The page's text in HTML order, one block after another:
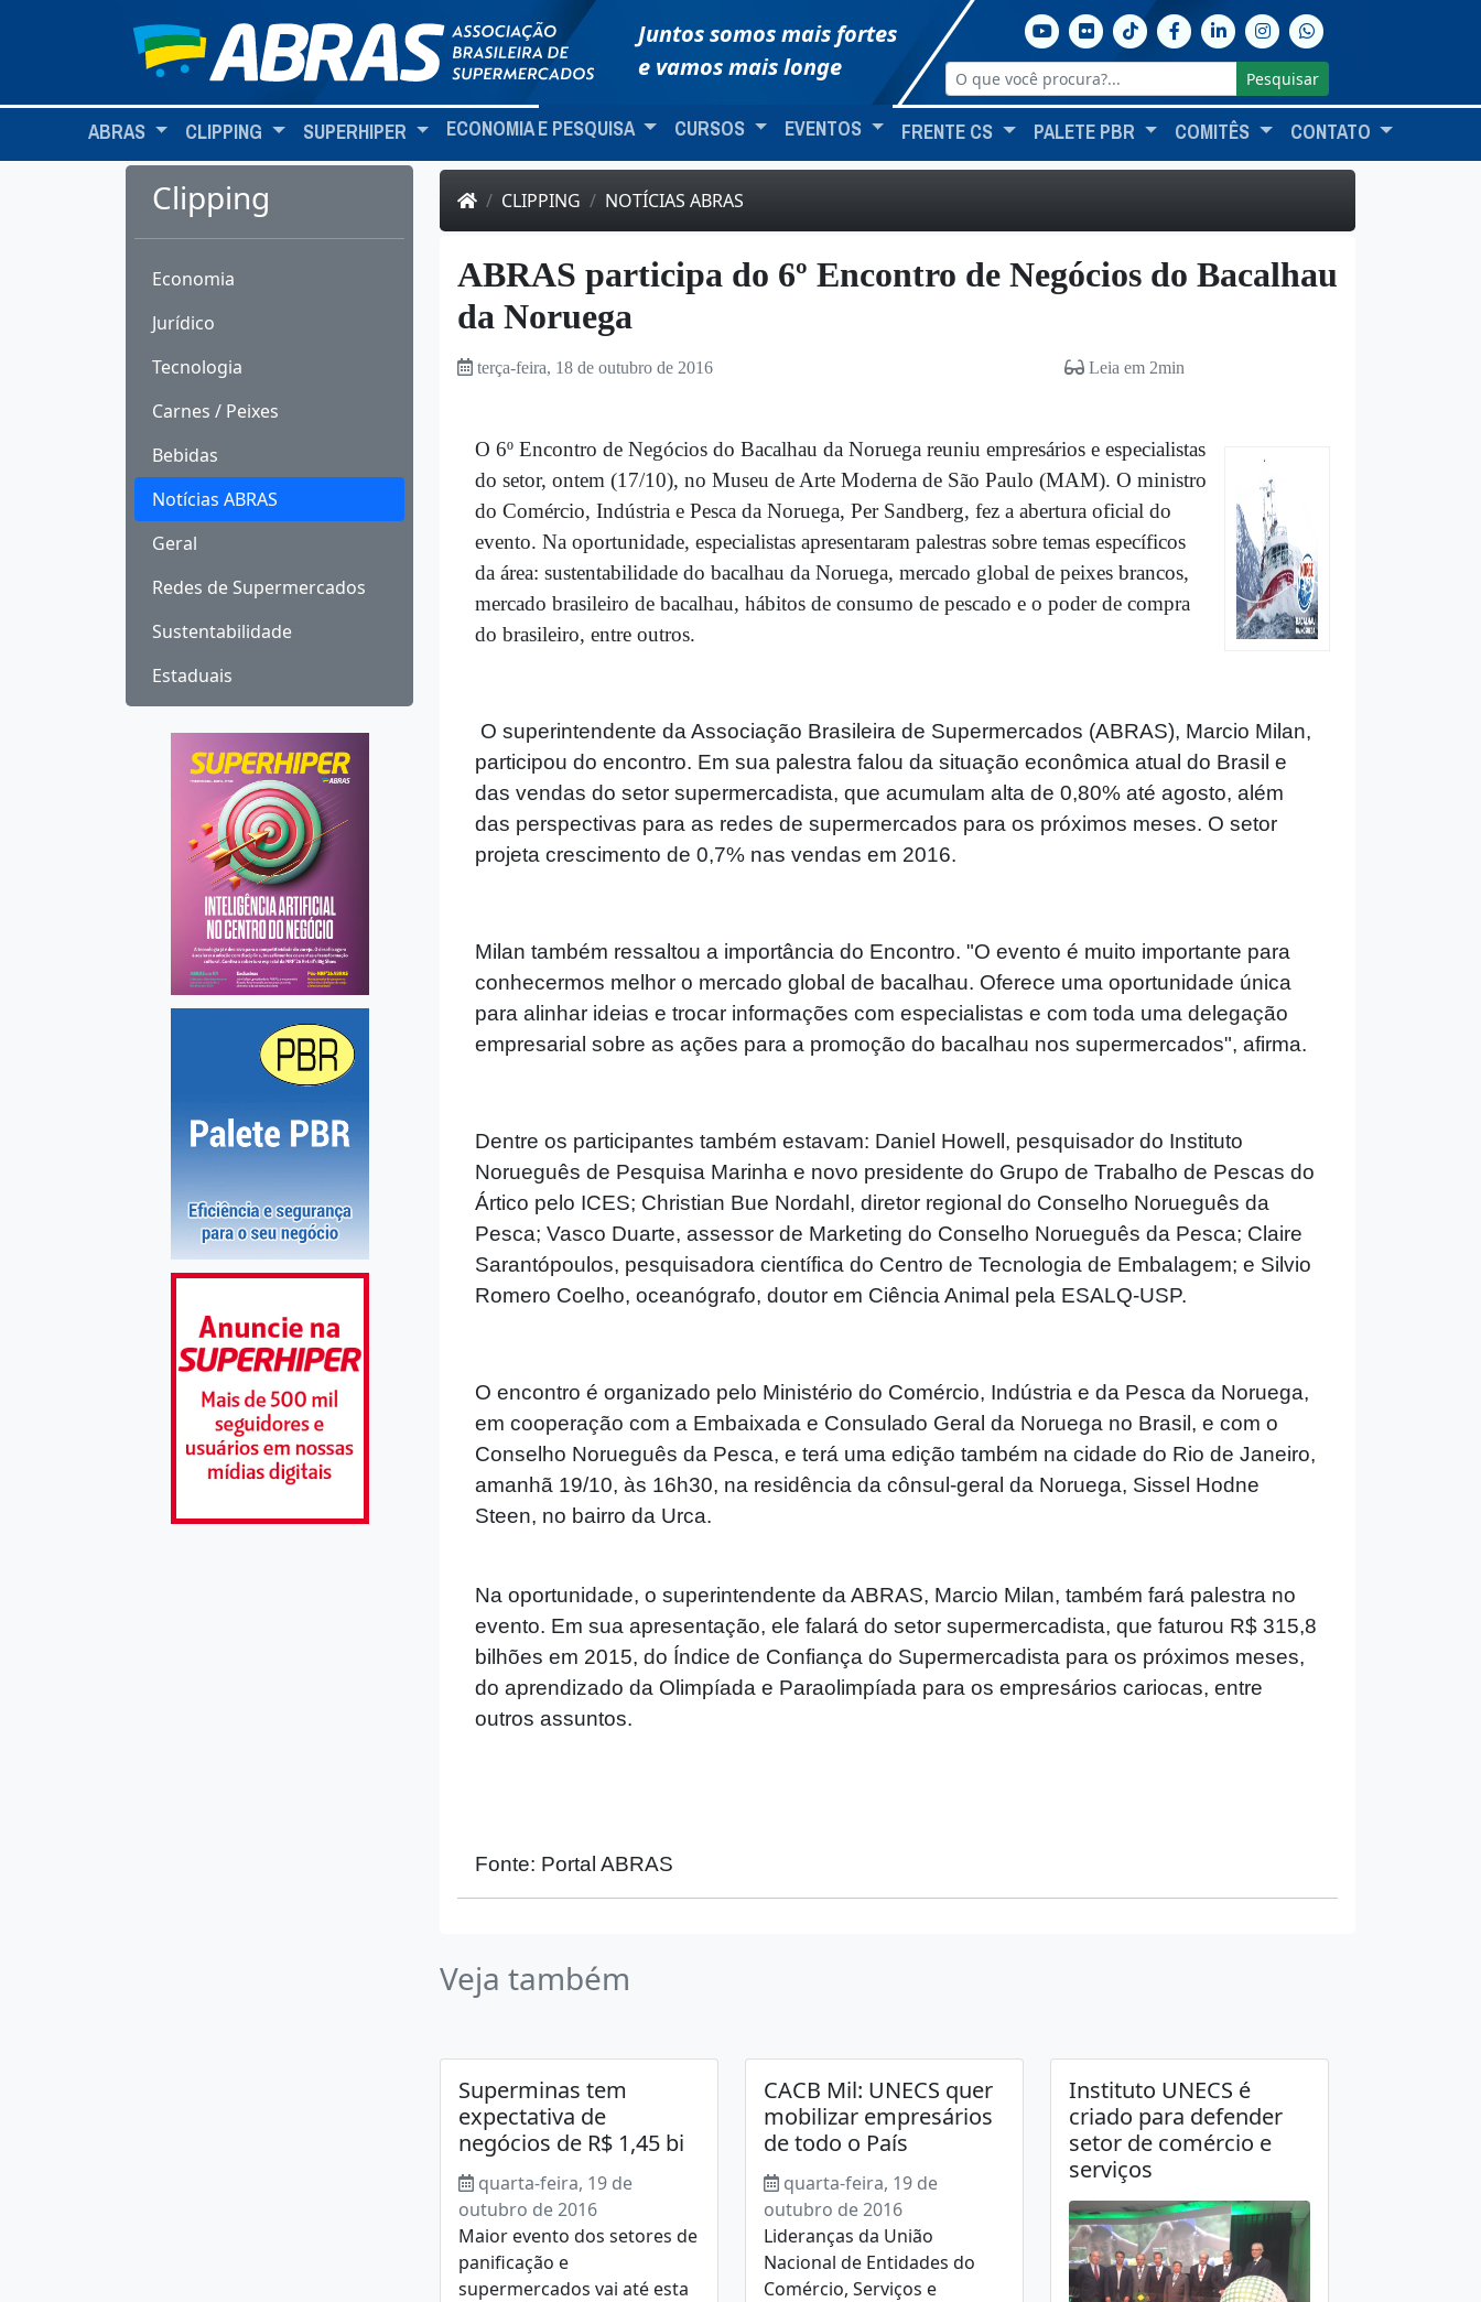
Juntos somos mais fortes
e vamos mais longe
Pesquisar
ABRAS CLIPPING SUPERHIPER ECONOMIA E PESQUISA CURSOS EVENTOS FRENTE CS PALETE PBR COMITÊS CONTATO
Clipping
Economia
Jurídico
Tecnologia
Carnes / Peixes
Bebidas
Notícias ABRAS
Geral
Redes de Supermercados
Sustentabilidade
Estaduais
CLIPPING NOTÍCIAS ABRAS
ABRAS participa do 6º Encontro de Negócios do Bacalhau
da Noruega
terça-feira, 18 de outubro de 2016 Leia em 2min
O 6º Encontro de Negócios do Bacalhau da Noruega reuniu empresários e especialistas
do setor, ontem (17/10), no Museu de Arte Moderna de São Paulo (MAM). O ministro
do Comércio, Indústria e Pesca da Noruega, Per Sandberg, fez a abertura oficial do
evento. Na oportunidade, especialistas apresentaram palestras sobre temas específicos
da área: sustentabilidade do bacalhau da Noruega, mercado global de peixes brancos,
mercado brasileiro de bacalhau, hábitos de consumo de pescado e o poder de compra
do brasileiro, entre outros.
O superintendente da Associação Brasileira de Supermercados (ABRAS), Marcio Milan,
participou do encontro. Em sua palestra falou da situação econômica atual do Brasil e
das vendas do setor supermercadista, que acumulam alta de 0,80% até agosto, além
das perspectivas para as redes de supermercados para os próximos meses. O setor
projeta crescimento de 0,7% nas vendas em 2016.
Milan também ressaltou a importância do Encontro. "O evento é muito importante para
conhecermos melhor o mercado global de bacalhau. Oferece uma oportunidade única
para alinhar ideias e trocar informações com especialistas e com toda uma delegação
empresarial sobre as ações para a promoção do bacalhau nos supermercados", afirma.
Dentre os participantes também estavam: Daniel Howell, pesquisador do Instituto
Norueguês de Pesquisa Marinha e novo presidente do Grupo de Trabalho de Pescas do
Ártico pelo ICES; Christian Bue Nordahl, diretor regional do Conselho Norueguês da
Pesca; Vasco Duarte, assessor de Marketing do Conselho Norueguês da Pesca; Claire
Sarantópoulos, pesquisadora científica do Centro de Tecnologia de Embalagem; e Silvio
Romero Coelho, oceanógrafo, doutor em Ciência Animal pela ESALQ-USP.
O encontro é organizado pelo Ministério do Comércio, Indústria e da Pesca da Noruega,
em cooperação com a Embaixada e Consulado Geral da Noruega no Brasil, e com o
Conselho Norueguês da Pesca, e terá uma edição também na cidade do Rio de Janeiro,
amanhã 19/10, às 16h30, na residência da cônsul-geral da Noruega, Sissel Hodne
Steen, no bairro da Urca.
Na oportunidade, o superintendente da ABRAS, Marcio Milan, também fará palestra no
evento. Em sua apresentação, ele falará do setor supermercadista, que faturou R$ 315,8
bilhões em 2015, do Índice de Confiança do Supermercadista para os próximos meses,
do aprendizado da Olimpíada e Paraolimpíada para os empresários cariocas, entre
outros assuntos.
Fonte: Portal ABRAS
Veja também
Superminas tem
expectativa de
negócios de R$ 1,45 bi
quarta-feira, 19 de
outubro de 2016
Maior evento dos setores de
panificação e
supermercados vai até esta
CACB Mil: UNECS quer
mobilizar empresários
de todo o País
quarta-feira, 19 de
outubro de 2016
Lideranças da União
Nacional de Entidades do
Comércio, Serviços e
Instituto UNECS é
criado para defender
setor de comércio e
serviços